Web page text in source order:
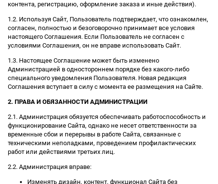
контента, регистрацию, оформление заказа и иные действия).
1.2. Используя Сайт, Пользователь подтверждает, что ознакомлен,
согласен, полностью и безоговорочно принимает все условия
настоящего Соглашения. Если Пользователь не согласен с
условиями Соглашения, он не вправе использовать Сайт.
1.3. Настоящее Соглашение может быть изменено
Администрацией в одностороннем порядке без какого-либо
специального уведомления Пользователя. Новая редакция
Соглашения вступает в силу с момента ее размещения на Сайте.
2. ПРАВА И ОБЯЗАННОСТИ АДМИНИСТРАЦИИ
2.1. Администрация обязуется обеспечивать работоспособность и
функционирование Сайта, однако не несет ответственности за
временные сбои и перерывы в работе Сайта, связанные с
техническими неполадками, проведением профилактических
работ или действиями третьих лиц.
2.2. Администрация вправе:
Изменять дизайн, контент, функционал Сайта без